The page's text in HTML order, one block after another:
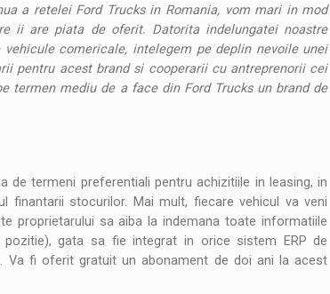
a retelei Ford Trucks in Romania, vom mari in mod
ii are piata de oferit. Datorita indelungatei noastre
comericale, intelegem pe deplin nevoile unei
pentru acest brand si cooperarii cu antreprenorii cei
termen mediu de a face din Ford Trucks un brand de
de termeni preferentiali pentru achizitiile in leasing, in
finantarii stocurilor. Mai mult, fiecare vehicul va veni
proprietarului sa aiba la indemana toate informatiile
gata sa fie integrat in orice sistem ERP de
fi oferit gratuit un abonament de doi ani la acest